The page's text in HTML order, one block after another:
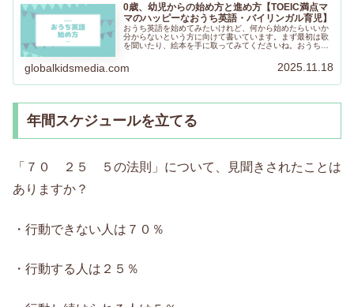
0歳、幼児からの始め方と進め方【TOEIC満点マ
マのハッピーなおうち英語・バイリンガル育児】
おうち英語を始めてみたいけれど、何から始めたらいいか
分からないという方に向けて書いています。まず最初は歌
を聞いたり、絵本を手に取ってみてくださいね。おうち英
できるのが大きなメリットだと思います。ぜひ楽しんでく
ださいね！
globalkidsmedia.com 2025.11.18
年間スケジュールを立てる
「７０ ２５ ５の法則」について、見聞きされたことは
ありますか？
・行動できない人は７０％
・行動する人は２５％